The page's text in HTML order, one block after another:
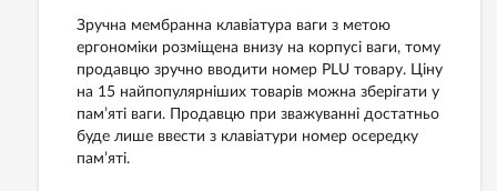
Зручна мембранна клавіатура ваги з метою
ергономіки розміщена внизу на корпусі ваги, тому
продавцю зручно вводити номер PLU товару. Ціну
на 15 найпопулярніших товарів можна зберігати у
пам’яті ваги. Продавцю при зважуванні достатньо
буде лише ввести з клавіатури номер осередку
пам’яті.